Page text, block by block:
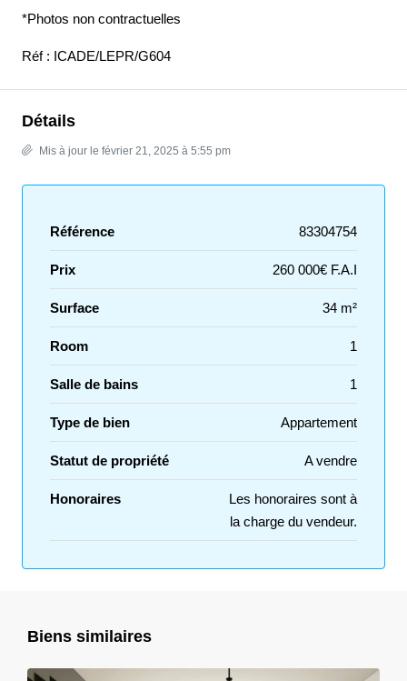
*Photos non contractuelles
Réf : ICADE/LEPR/G604
Détails
Mis à jour le février 21, 2025 à 5:55 pm
Référence 83304754
Prix 260 000€ F.A.I
Surface 34 m²
Room 1
Salle de bains 1
Type de bien Appartement
Statut de propriété A vendre
Honoraires
Les honoraires sont à
la charge du vendeur.
Biens similaires